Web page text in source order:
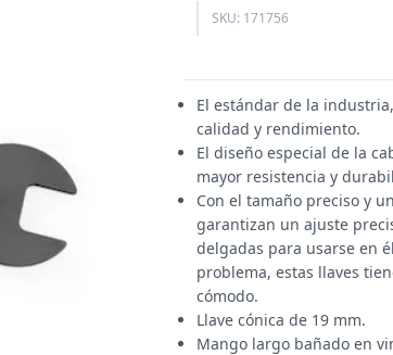
SKU: 171756
El estándar de la
calidad y rendimiento.
El diseño especial de la
mayor resistencia y
Con el tamaño preciso y
garantizan un ajuste
delgadas para usarse en
problema, estas llaves
cómodo.
Llave cónica de 19 mm.
Mango largo bañado en